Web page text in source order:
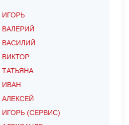
ИГОРЬ
ВАЛЕРИЙ
ВАСИЛИЙ
ВИКТОР
ТАТЬЯНА
ИВАН
АЛЕКСЕЙ
ИГОРЬ (СЕРВИС)